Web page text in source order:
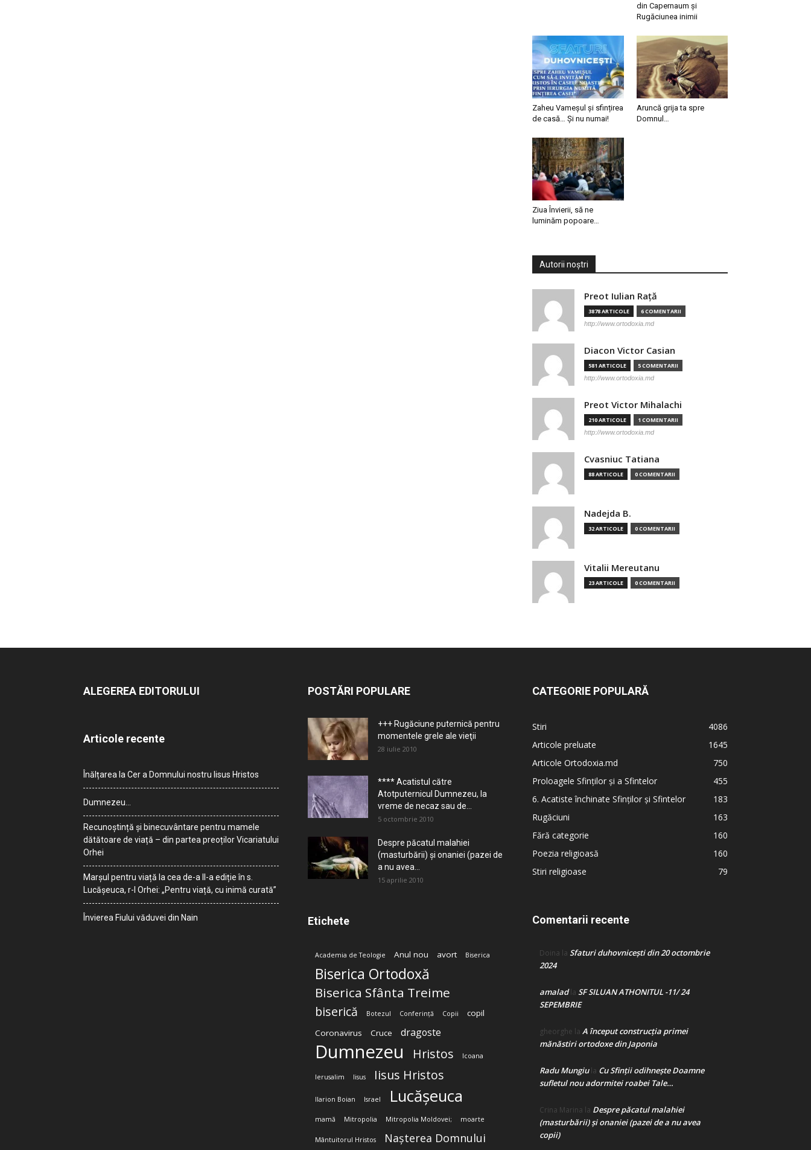
din Capernaum și
Rugăciunea inimii
Zaheu Vameșul și sfințirea
de casă… Și nu numai!
Aruncă grija ta spre
Domnul…
Ziua Învierii, să ne
luminăm popoare…
Autorii noștri
Preot Iulian Raţă
3878 ARTICOLE 6 COMENTARII
http://www.ortodoxia.md
Diacon Victor Casian
581 ARTICOLE 5 COMENTARII
http://www.ortodoxia.md
Preot Victor Mihalachi
210 ARTICOLE 1 COMENTARII
http://www.ortodoxia.md
Cvasniuc Tatiana
88 ARTICOLE 0 COMENTARII
Nadejda B.
32 ARTICOLE 0 COMENTARII
Vitalii Mereutanu
23 ARTICOLE 0 COMENTARII
ALEGEREA EDITORULUI
Articole recente
Înălțarea la Cer a Domnului nostru Iisus Hristos
Dumnezeu…
Recunoștință și binecuvântare pentru mamele
dătătoare de viață – din partea preoților Vicariatului
Orhei
Marșul pentru viață la cea de-a II-a ediție în s.
Lucășeuca, r-l Orhei: „Pentru viață, cu inimă curată”
Învierea Fiului văduvei din Nain
POSTĂRI POPULARE
+++ Rugăciune puternică pentru
momentele grele ale vieţii
28 iulie 2010
**** Acatistul către
Atotputernicul Dumnezeu, la
vreme de necaz sau de...
5 octombrie 2010
Despre păcatul malahiei
(masturbării) şi onaniei (pazei de
a nu avea...
15 aprilie 2010
Etichete
Academia de Teologie Anul nou avort Biserica
Biserica Ortodoxă
Biserica Sfânta Treime
biserică Botezul Conferință Copii
copil
Coronavirus
Cruce dragoste
Dumnezeu Hristos Icoana
Ierusalim Iisus Iisus Hristos
Ilarion Boian Israel Lucășeuca
mamă Mitropolia Mitropolia Moldovei; moarte
Mântuitorul Hristos Nașterea Domnului
CATEGORIE POPULARĂ
Stiri
4086
Articole preluate
1645
Articole Ortodoxia.md
750
Proloagele Sfinților și a Sfintelor
455
6. Acatiste închinate Sfinților și Sfintelor
183
Rugăciuni
163
Fără categorie
160
Poezia religioasă
160
Stiri religioase
79
Comentarii recente
Doina la Sfaturi duhovnicești din 20 octombrie
2024
amaladla SF SILUAN ATHONITUL -11/ 24
SEPEMBRIE
gheorghe la A început construcţia primei
mănăstiri ortodoxe din Japonia
Radu Mungiula Cu Sfinții odihnește Doamne
sufletul nou adormitei roabei Tale…
Crina Marina la Despre păcatul malahiei
(masturbării) şi onaniei (pazei de a nu avea
copii)